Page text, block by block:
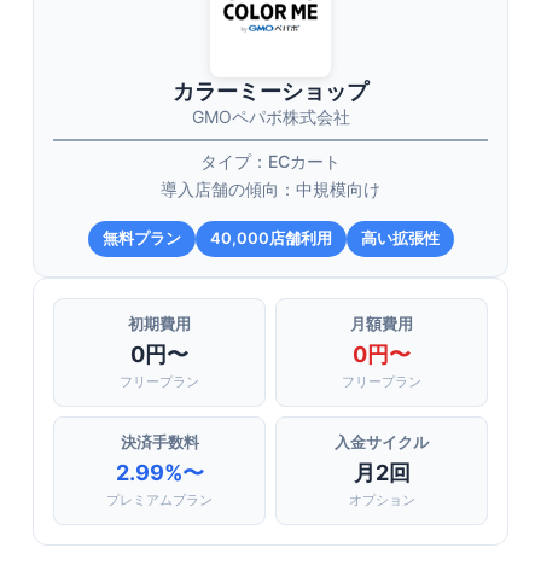
カラーミーショップ
GMOペパボ株式会社
タイプ：ECカート
導入店舗の傾向：中規模向け
無料プラン 40,000店舗利用 高い拡張性
初期費用
0円〜
フリープラン
月額費用
0円〜
フリープラン
決済手数料
2.99%〜
プレミアムプラン
入金サイクル
月2回
オプション